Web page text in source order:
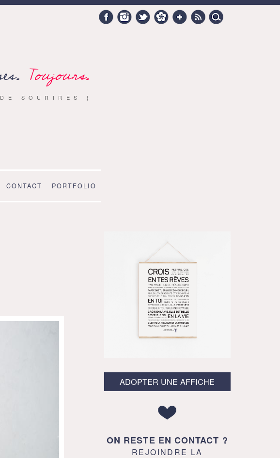
Search
for:
FacebookInstagramTwitter HellocotonGoogle +
RSS
Toujours.
SOURIRES }
CONTACT PORTFOLIO
ADOPTER UNE AFFICHE
ON RESTE EN CONTACT ?
REJOINDRE LA